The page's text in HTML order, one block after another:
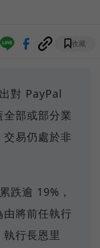
收藏
對 PayPal
部或部分業
易仍處於非
跌逾 19%，
將前任執行
行長恩里